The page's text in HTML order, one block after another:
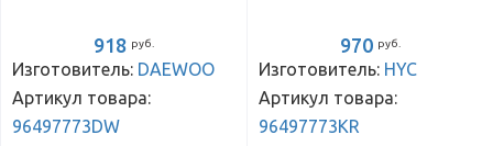
918 руб.
Изготовитель: DAEWOO
Артикул товара:
96497773DW
970 руб.
Изготовитель: HYC
Артикул товара:
96497773KR